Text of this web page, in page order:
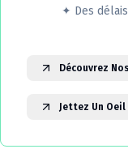
✦ Des
Découvrez
Jettez Un